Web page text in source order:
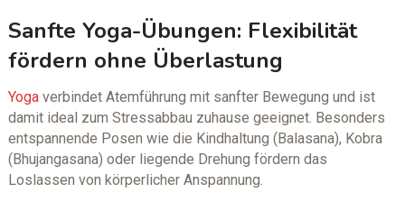
Sanfte Yoga-Übungen: Flexibilität
fördern ohne Überlastung
Yogaverbindet Atemführung mit sanfter Bewegung und ist
damit ideal zum Stressabbau zuhause geeignet. Besonders
entspannende Posen wie die Kindhaltung (Balasana), Kobra
(Bhujangasana) oder liegende Drehung fördern das
Loslassen von körperlicher Anspannung.